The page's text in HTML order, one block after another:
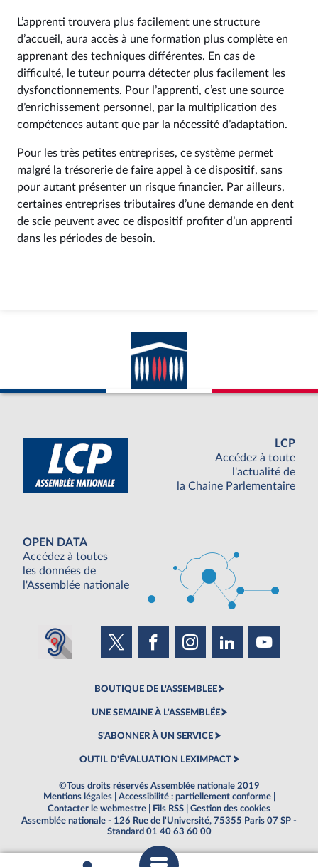
L’apprenti trouvera plus facilement une structure
d’accueil, aura accès à une formation plus complète en
apprenant des techniques différentes. En cas de
difficulté, le tuteur pourra détecter plus facilement les
dysfonctionnements. Pour l’apprenti, c’est une source
d’enrichissement personnel, par la multiplication des
compétences autant que par la nécessité d’adaptation.
Pour les très petites entreprises, ce système permet
malgré la trésorerie de faire appel à ce dispositif, sans
pour autant présenter un risque financier. Par ailleurs,
certaines entreprises tributaires d’une demande en dent
de scie peuvent avec ce dispositif profiter d’un apprenti
dans les périodes de besoin.
LCP
Accédez à toute
l'actualité de
la Chaine Parlementaire
OPEN DATA
Accédez à toutes
les données de
l'Assemblée nationale
BOUTIQUE DE L'ASSEMBLEE
UNE SEMAINE À L'ASSEMBLÉE
S'ABONNER À UN SERVICE
OUTIL D'ÉVALUATION LEXIMPACT
©Tous droits réservés Assemblée nationale 2019
Mentions légales
Accessibilité : partiellement conforme
Contacter le webmestre
Fils RSS
Gestion des cookies
Assemblée nationale - 126 Rue de l'Université, 75355 Paris 07 SP -
Standard 01 40 63 60 00